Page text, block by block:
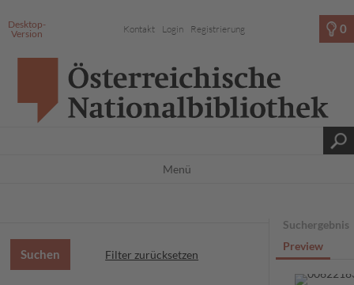
Desktop-
Version
Kontakt Login Registrierung 0
Menü
Filter zurücksetzen
Suchergebnis
Preview